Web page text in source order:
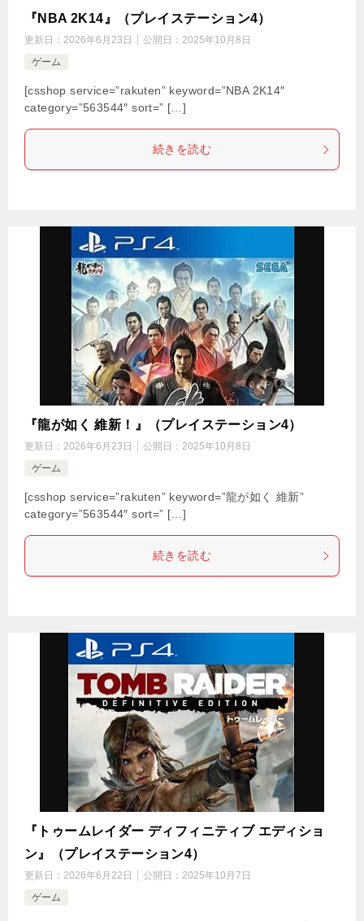
『NBA 2K14』（プレイステーション4）
更新日： 2026年6月23日 公開日： 2025年10月8日
ゲーム
[csshop service=”rakuten” keyword=”NBA 2K14″
category=”563544″ sort=” […]
続きを読む
『龍が如く 維新！』（プレイステーション4）
更新日： 2026年6月23日 公開日： 2025年10月8日
ゲーム
[csshop service=”rakuten” keyword=”龍が如く 維新”
category=”563544″ sort=” […]
続きを読む
『トゥームレイダー ディフィニティブ エディショ
ン』（プレイステーション4）
更新日： 2026年6月22日 公開日： 2025年10月7日
ゲーム